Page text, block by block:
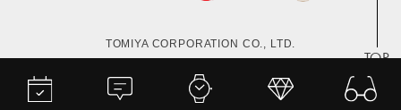
TOP
TOMIYA CORPORATION CO., LTD.